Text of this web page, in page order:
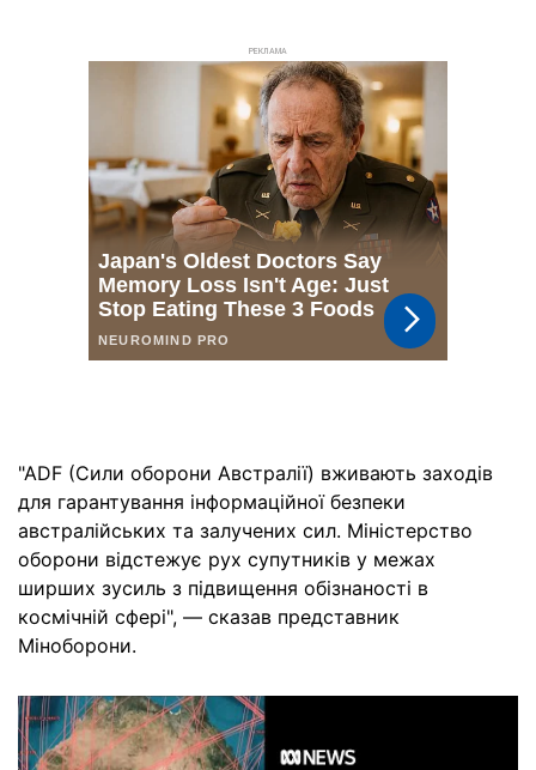
РЕКЛАМА
"ADF (Сили оборони Австралії) вживають заходів
для гарантування інформаційної безпеки
австралійських та залучених сил. Міністерство
оборони відстежує рух супутників у межах
ширших зусиль з підвищення обізнаності в
космічній сфері", — сказав представник
Міноборони.